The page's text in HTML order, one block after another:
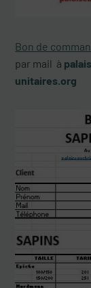
Bon de
par mail à
unitaires.org